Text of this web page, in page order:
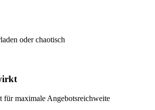
oder chaotisch
maximale Angebotsreichweite